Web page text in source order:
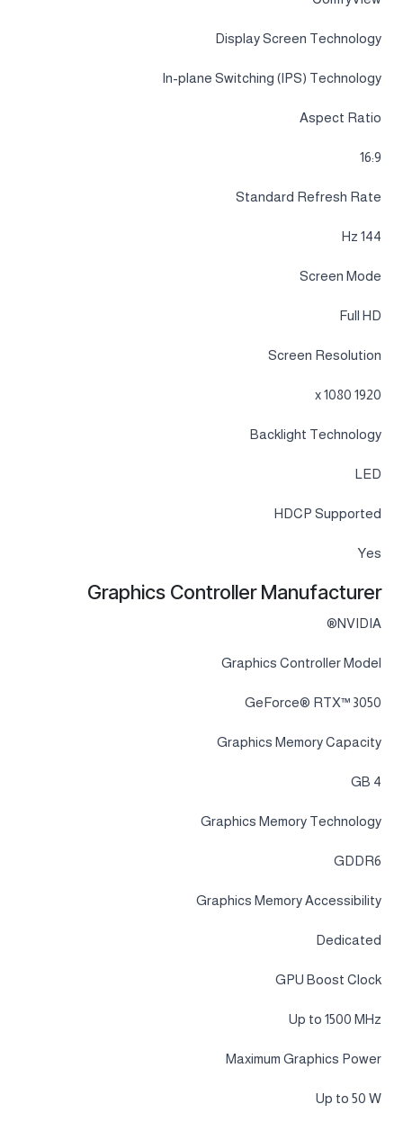
Display Screen Technology
In-plane Switching (IPS) Technology
Aspect Ratio
16:9
Standard Refresh Rate
144 Hz
Screen Mode
Full HD
Screen Resolution
1920 x 1080
Backlight Technology
LED
HDCP Supported
Yes
Graphics Controller Manufacturer
NVIDIA®
Graphics Controller Model
GeForce® RTX™ 3050
Graphics Memory Capacity
4 GB
Graphics Memory Technology
GDDR6
Graphics Memory Accessibility
Dedicated
GPU Boost Clock
Up to 1500 MHz
Maximum Graphics Power
Up to 50 W